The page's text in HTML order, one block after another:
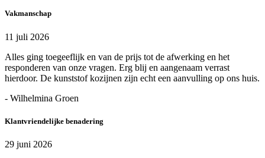
Vakmanschap
11 juli 2026
Alles ging toegeeflijk en van de prijs tot de afwerking en het
responderen van onze vragen. Erg blij en aangenaam verrast
hierdoor. De kunststof kozijnen zijn echt een aanvulling op ons huis.
- Wilhelmina Groen
Klantvriendelijke benadering
29 juni 2026